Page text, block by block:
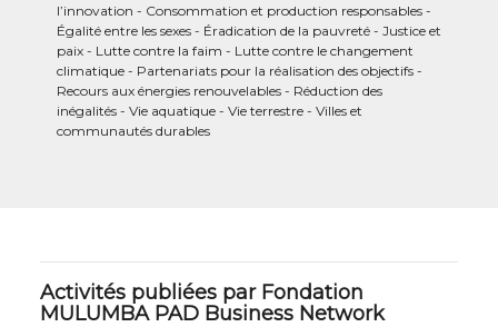
l’innovation
Consommation et production responsables
Égalité entre les sexes
Éradication de la pauvreté
Justice et
paix
Lutte contre la faim
Lutte contre le changement
climatique
Partenariats pour la réalisation des objectifs
Recours aux énergies renouvelables
Réduction des
inégalités
Vie aquatique Vie terrestre
Villes et
communautés durables
Activités publiées par Fondation
MULUMBA PAD Business Network